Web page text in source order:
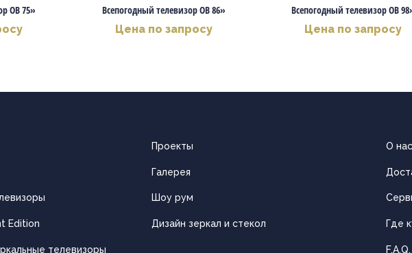
OB 75»
Всепогодный телевизор OB 86»
Цена по запросу
Всепогодный телевизор OB
Цена по запросу
Edition
телевизоры
Проекты
Галерея
Шоу рум
Дизайн зеркал и стекол
О нас
Где
F.A.Q.